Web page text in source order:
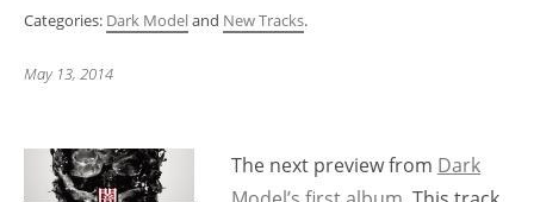
Categories: Dark Modeland New Tracks.
May 13, 2014
The next preview from Dark